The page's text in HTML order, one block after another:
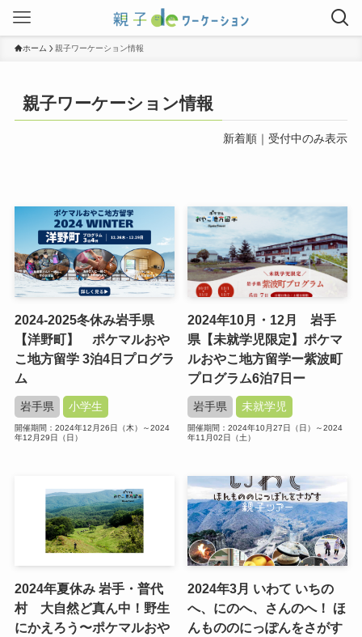
ホーム 親子ワーケーション情報
親子ワーケーション情報
新着順 ｜受付中のみ表示
2024-2025冬休み岩手県
【洋野町】 ポケマルおや
こ地方留学 3泊4日プログラ
ム
岩手県 小学生
開催期間：2024年12月26日（木）～2024
年12月29日（日）
2024年10月・12月 岩手
県【未就学児限定】ポケマ
ルおやこ地方留学ー紫波町
プログラム6泊7日ー
岩手県 未就学児
開催期間：2024年10月27日（日）～2024
年11月02日（土）
2024年夏休み 岩手・普代
村 大自然ど真ん中！野生
にかえろう〜ポケマルおや
2024年3月 いわて いちの
へ、にのへ、さんのへ！ ほ
んもののにっぽんをさがす